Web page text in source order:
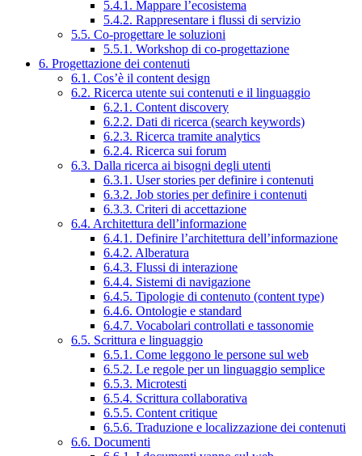
5.4.1. Mappare l’ecosistema
5.4.2. Rappresentare i flussi di servizio
5.5. Co-progettare le soluzioni
5.5.1. Workshop di co-progettazione
6. Progettazione dei contenuti
6.1. Cos’è il content design
6.2. Ricerca utente sui contenuti e il linguaggio
6.2.1. Content discovery
6.2.2. Dati di ricerca (search keywords)
6.2.3. Ricerca tramite analytics
6.2.4. Ricerca sui forum
6.3. Dalla ricerca ai bisogni degli utenti
6.3.1. User stories per definire i contenuti
6.3.2. Job stories per definire i contenuti
6.3.3. Criteri di accettazione
6.4. Architettura dell’informazione
6.4.1. Definire l’architettura dell’informazione
6.4.2. Alberatura
6.4.3. Flussi di interazione
6.4.4. Sistemi di navigazione
6.4.5. Tipologie di contenuto (content type)
6.4.6. Ontologie e standard
6.4.7. Vocabolari controllati e tassonomie
6.5. Scrittura e linguaggio
6.5.1. Come leggono le persone sul web
6.5.2. Le regole per un linguaggio semplice
6.5.3. Microtesti
6.5.4. Scrittura collaborativa
6.5.5. Content critique
6.5.6. Traduzione e localizzazione dei contenuti
6.6. Documenti